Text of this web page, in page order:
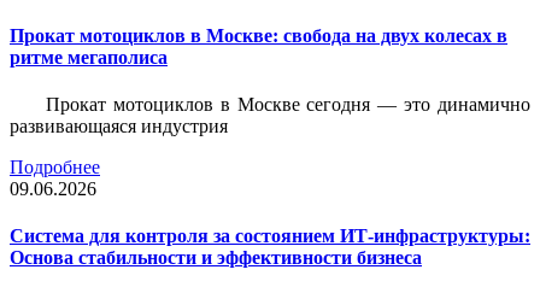
Прокат мотоциклов в Москве: свобода на двух колесах в
ритме мегаполиса
Прокат мотоциклов в Москве сегодня — это динамично
развивающаяся индустрия
Подробнее
09.06.2026
Система для контроля за состоянием ИТ-инфраструктуры:
Основа стабильности и эффективности бизнеса